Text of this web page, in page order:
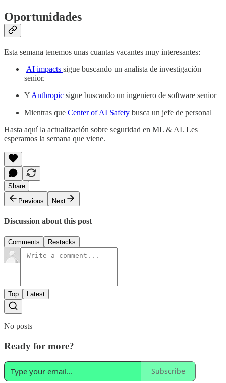
Oportunidades
Esta semana tenemos unas cuantas vacantes muy interesantes:
AI impacts sigue buscando un analista de investigación
senior.
Y Anthropic sigue buscando un ingeniero de software senior
Mientras que Center of AI Safety busca un jefe de personal
Hasta aquí la actualización sobre seguridad en ML & AI. Les
esperamos la semana que viene.
Share
Previous
Next
Discussion about this post
Comments Restacks
Top Latest
No posts
Ready for more?
Subscribe